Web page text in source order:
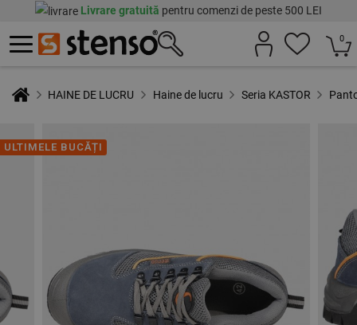
Livrare gratuită pentru comenzi de peste 500 LEI
0
HAINE DE LUCRU Haine de lucru Seria KASTOR
ULTIMELE BUCĂȚI